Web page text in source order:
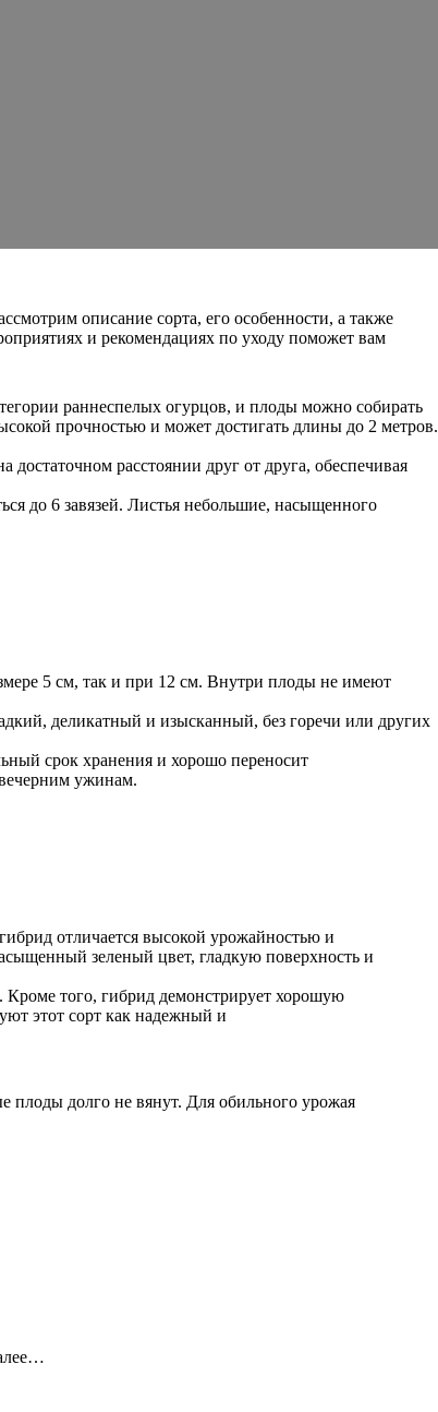
описание сорта, его особенности, а также
и рекомендациях по уходу поможет вам
раннеспелых огурцов, и плоды можно собирать
прочностью и может достигать длины до 2 метров.
расстоянии друг от друга, обеспечивая
до 6 завязей. Листья небольшие, насыщенного
5 см, так и при 12 см. Внутри плоды не имеют
деликатный и изысканный, без горечи или других
срок хранения и хорошо переносит
ужинам.
отличается высокой урожайностью и
зеленый цвет, гладкую поверхность и
Кроме того, гибрид демонстрирует хорошую
этот сорт как надежный и
плоды долго не вянут. Для обильного урожая